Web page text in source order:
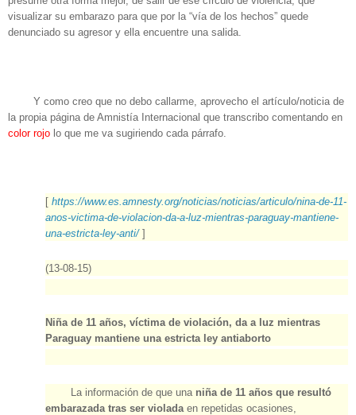
visualizar su embarazo para que por la “vía de los hechos” quede
denunciado su agresor y ella encuentre una salida.
Y como creo que no debo callarme, aprovecho el artículo/noticia de
la propia página de Amnistía Internacional que transcribo comentando en
color rojo lo que me va sugiriendo cada párrafo.
[https://www.es.amnesty.org/noticias/noticias/articulo/nina-de-11-
anos-victima-de-violacion-da-a-luz-mientras-paraguay-mantiene-
una-estricta-ley-anti/ ]
(13-08-15)
Niña de 11 años, víctima de violación, da a luz mientras
Paraguay mantiene una estricta ley antiaborto
La información de que unaniña de 11 años que resultó
embarazada tras ser violadaen repetidas ocasiones,